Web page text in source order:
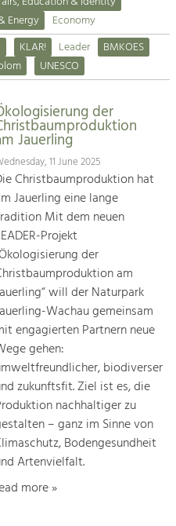
and
Energy
Economy
KLAR! Leader
BMKOES
UNESCO
der
Jauerling
11 June 2025
Christbaumproduktion hat
Jauerling eine lange
Mit dem neuen
Projekt
der
am
will der Naturpark
Wachau gemeinsam
engagierten Partnern neue
gehen:
biodiverser
zukunftsfit. Ziel ist es, die
nachhaltiger zu
– ganz im Sinne von
Bodengesundheit
Artenvielfalt.
more »